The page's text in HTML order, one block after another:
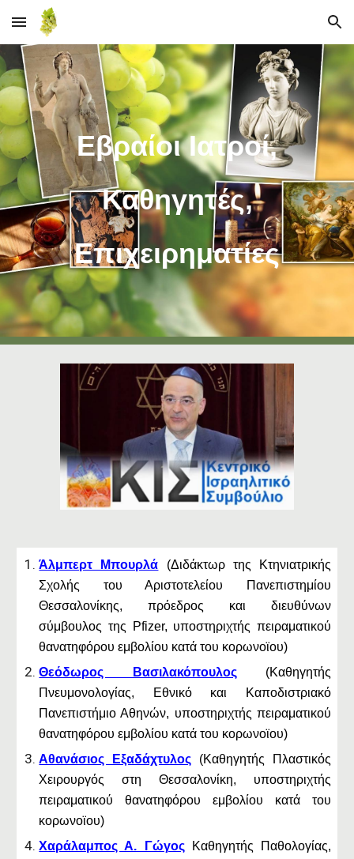
Skip to main content Skip to navigation
Εβραίοι Ιατροί,
Καθηγητές,
Επιχειρηματίες
Άλμπερτ Μπουρλά (Διδάκτωρ της Κτηνιατρικής
Σχολής του Αριστοτελείου Πανεπιστημίου
Θεσσαλονίκης, πρόεδρος και διευθύνων
σύμβουλος της Pfizer, υποστηριχτής πειραματικού
θανατηφόρου εμβολίου κατά του κορωνοϊου)
Θεόδωρος Βασιλακόπουλος(Καθηγητής
Πνευμονολογίας, Εθνικό και Καποδιστριακό
Πανεπιστήμιο Αθηνών, υποστηριχτής πειραματικού
θανατηφόρου εμβολίου κατά του κορωνοϊου)
Αθανάσιος Εξαδάχτυλος (Καθηγητής Πλαστικός
Χειρουργός στη Θεσσαλονίκη, υποστηριχτής
πειραματικού θανατηφόρου εμβολίου κατά του
κορωνοϊου)
Χαράλαμπος Α. ΓώγοςΚαθηγητής Παθολογίας,